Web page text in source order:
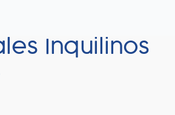
Inquilinos